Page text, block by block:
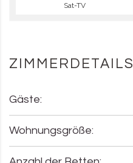
Sat-TV
ZIMMERDETAILS
Gäste:
Wohnungsgröße: